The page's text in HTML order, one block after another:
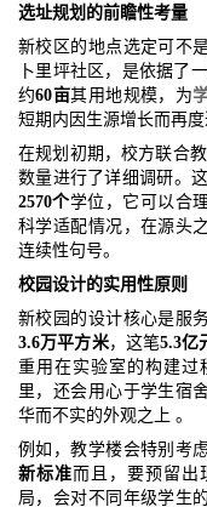
选址规划的前瞻性考量
新校区的地点选定可不
卜里坪社区，是依据了
约60亩其用地规模，为
短期内因生源增长而再度
在规划初期，校方联合
数量进行了详细调研。
2570个学位，它可以合
科学适配情况，在源头
连续性句号。
校园设计的实用性原则
新校园的设计核心是服
3.6万平方米，这笔5.3亿
重用在实验室的构建过
里，还会用心于学生宿
华而不实的外观之上 。
例如，教学楼会特别考
新标准而且，要预留出
局，会对不同年级学生